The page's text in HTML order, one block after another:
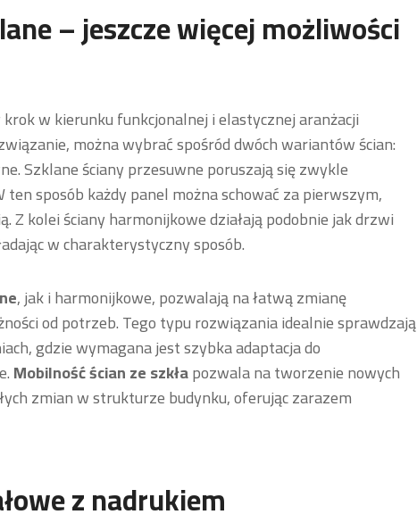
– jeszcze więcej możliwości
w kierunku funkcjonalnej i elastycznej aranżacji
można wybrać spośród dwóch wariantów ścian:
Szklane ściany przesuwne poruszają się zwykle
sposób każdy panel można schować za pierwszym,
Z kolei ściany harmonijkowe działają podobnie jak drzwi
w charakterystyczny sposób.
, jak i harmonijkowe, pozwalają na łatwą zmianę
od potrzeb. Tego typu rozwiązania idealnie sprawdzają
gdzie wymagana jest szybka adaptacja do
Mobilnośćścian ze szkłapozwala na tworzenie nowych
zmian w strukturze budynku, oferując zarazem
z nadrukiem